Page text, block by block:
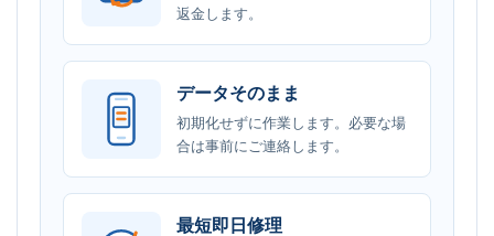
返金します。
データそのまま
初期化せずに作業します。必要な場
合は事前にご連絡します。
最短即日修理